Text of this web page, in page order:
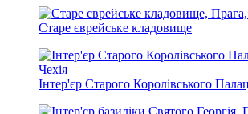
Старе єврейське кладовище
Інтер'єр Старого Королівського